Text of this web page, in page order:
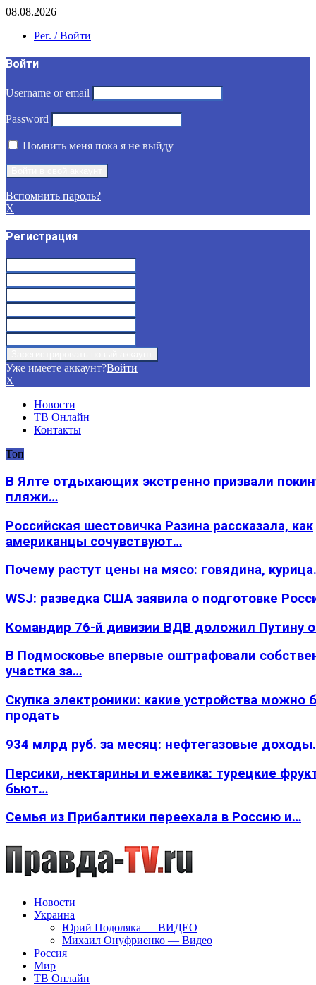
08.08.2026
Рег. / Войти
Войти
Username or email
Password
Помнить меня пока я не выйду
Вспомнить пароль?
X
Регистрация
Уже имеете аккаунт?Войти
X
Новости
ТВ Онлайн
Контакты
Топ
В Ялте отдыхающих экстренно призвали
пляжи…
Российская шестовичка Разина рассказала, как
американцы сочувствуют…
Почему растут цены на мясо: говядина,
WSJ: разведка США заявила о подготовке
Командир 76-й дивизии ВДВ доложил Путину
В Подмосковье впервые оштрафовали
участка за…
Скупка электроники: какие устройства можно
продать
934 млрд руб. за месяц: нефтегазовые
Персики, нектарины и ежевика: турецкие
бьют…
Семья из Прибалтики переехала в Россию и…
Новости
Украина
Юрий Подоляка — ВИДЕО
Михаил Онуфриенко — Видео
Россия
Мир
ТВ Онлайн